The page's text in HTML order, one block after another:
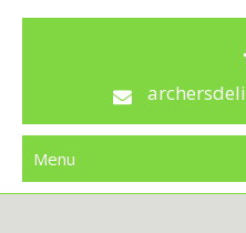
Skiparchersdelimoux
Menu